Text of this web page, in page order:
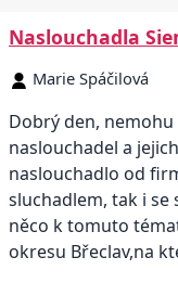
Naslouchadla
Marie Spáčilová
Dobrý den,
naslouchadel a
naslouchadlo od
sluchadlem, tak i
něco k tomuto
okresu Břeclav,na